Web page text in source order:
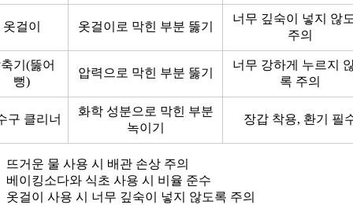
옷걸이 옷걸이로 막힌 부분 뚫기
너무 깊숙이 넣지 않
주의
기(뚫어
뻥)
압력으로 막힌 부분 뚫기
너무 강하게 누르지
록 주의
구 클리너
화학 성분으로 막힌 부분
녹이기
장갑 착용, 환기 필
뜨거운 물 사용 시 배관 손상 주의
베이킹소다와 식초 사용 시 비율 준수
옷걸이 사용 시 너무 깊숙이 넣지 않도록 주의